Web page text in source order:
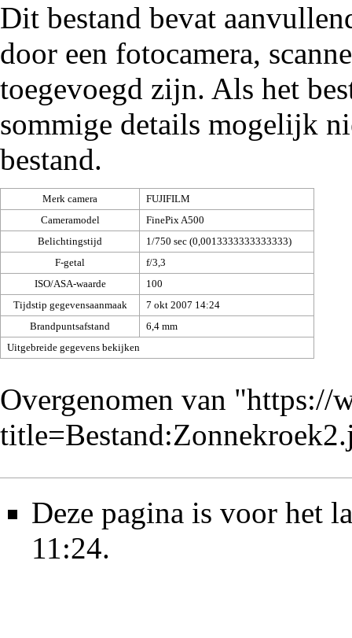
Dit bestand bevat
door een fotocamera,
toegevoegd zijn. Als het
sommige details mogelijk
bestand.
Merk camera
FUJIFILM
Cameramodel
FinePix A500
Belichtingstijd
1/750 sec (0,0013333333333333)
F-getal
f/3,3
ISO/ASA-waarde
100
Tijdstip gegevensaanmaak
7 okt 2007 14:24
Brandpuntsafstand
6,4 mm
Uitgebreide gegevens bekijken
Overgenomen van "https://
Deze pagina is voor het
11:24.